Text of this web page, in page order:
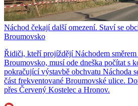
Náchod čekají další omezení. Staví se
Broumovsko
Řidiči, kteří projíždějí Náchodem
Broumovsko, musí ode dneška počítat s
pokračující výstavbě obchvatu Náchoda
část frekventované Broumovské ulice.
přes Červený Kostelec a Hronov.